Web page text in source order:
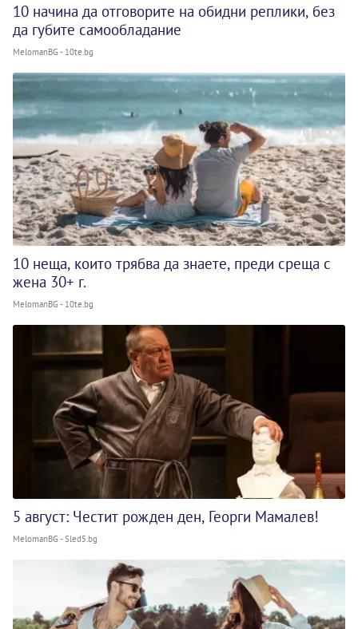
10 начина да отговорите на обидни реплики, без
да губите самообладание
MelomanBG - 10te.bg
10 неща, които трябва да знаете, преди среща с
жена 30+ г.
MelomanBG - 10te.bg
5 август: Честит рожден ден, Георги Мамалев!
MelomanBG - Sled5.bg